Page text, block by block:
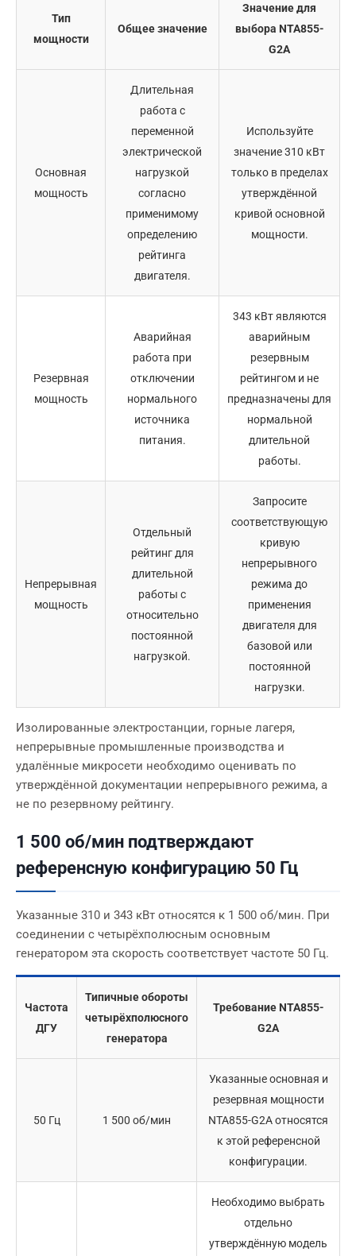
Тип
мощности
Общее значение
Значение для
выбора NTA855-
G2A
Основная
мощность
Длительная
работа с
переменной
электрической
нагрузкой
согласно
применимому
определению
рейтинга
двигателя.
Используйте
значение 310 кВт
только в пределах
утверждённой
кривой основной
мощности.
Резервная
мощность
Аварийная
работа при
отключении
нормального
источника
питания.
343 кВт являются
аварийным
резервным
рейтингом и не
предназначены для
нормальной
длительной
работы.
Непрерывная
мощность
Отдельный
рейтинг для
длительной
работы с
относительно
постоянной
нагрузкой.
Запросите
соответствующую
кривую
непрерывного
режима до
применения
двигателя для
базовой или
постоянной
нагрузки.
Изолированные электростанции, горные лагеря,
непрерывные промышленные производства и
удалённые микросети необходимо оценивать по
утверждённой документации непрерывного режима, а
не по резервному рейтингу.
1 500 об/мин подтверждают
референсную конфигурацию 50 Гц
Указанные 310 и 343 кВт относятся к 1 500 об/мин. При
соединении с четырёхполюсным основным
генератором эта скорость соответствует частоте 50 Гц.
Частота
ДГУ
Типичные обороты
четырёхполюсного
генератора
Требование NTA855-
G2A
50 Гц 1 500 об/мин
Указанные основная и
резервная мощности
NTA855-G2A относятся
к этой референсной
конфигурации.
Необходимо выбрать
отдельно
утверждённую модель